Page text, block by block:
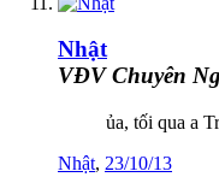
Nhật
VĐV Chuyên
ủa, tối qua a
Nhật, 23/10/13